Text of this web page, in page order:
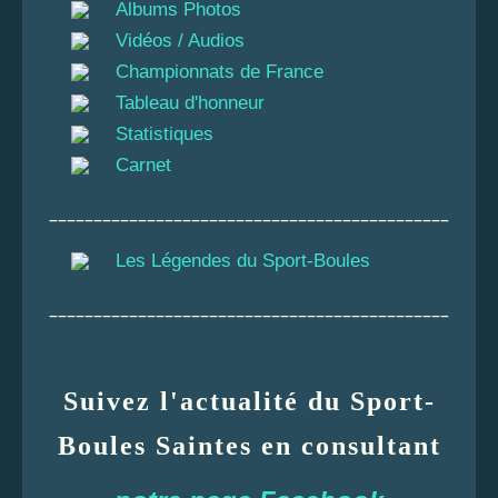
Albums Photos
Vidéos / Audios
Championnats de France
Tableau d'honneur
Statistiques
Carnet
Les Légendes du Sport-Boules
Suivez l'actualité du Sport-
Boules Saintes en consultant